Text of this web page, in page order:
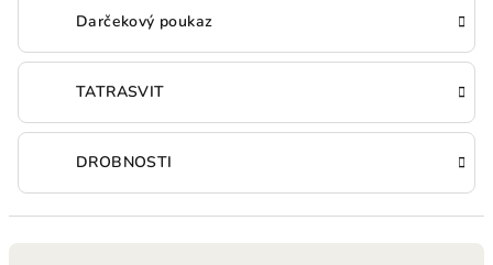
Darčekový poukaz
TATRASVIT
DROBNOSTI